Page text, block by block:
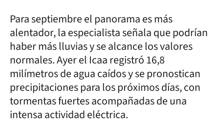
Para septiembre el panorama es más
alentador, la especialista señala que podrían
haber más lluvias y se alcance los valores
normales. Ayer el Icaa registró 16,8
milímetros de agua caídos y se pronostican
precipitaciones para los próximos días, con
tormentas fuertes acompañadas de una
intensa actividad eléctrica.